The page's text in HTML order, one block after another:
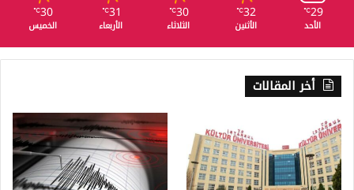
29
℃
الأحد
32
℃
الأثنين
30
℃
الثلاثاء
31
℃
الأربعاء
30
℃
الخميس
أخر المقالات